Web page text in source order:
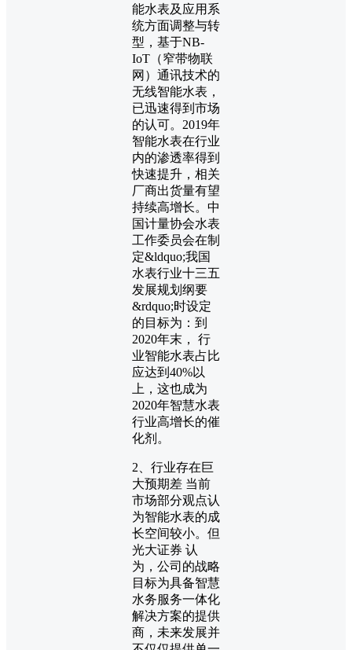
能水表及应用系
统方面调整与转
型，基于NB-
IoT（窄带物联
网）通讯技术的
无线智能水表，
已迅速得到市场
的认可。2019年
智能水表在行业
内的渗透率得到
快速提升，相关
厂商出货量有望
持续高增长。中
国计量协会水表
工作委员会在制
定&ldquo;我国
水表行业十三五
发展规划纲要
&rdquo;时设定
的目标为：到
2020年末， 行
业智能水表占比
应达到40%以
上，这也成为
2020年智慧水表
行业高增长的催
化剂。
2、行业存在巨
大预期差 当前
市场部分观点认
为智能水表的成
长空间较小。但
光大证券 认
为，公司的战略
目标为具备智慧
水务服务一体化
解决方案的提供
商，未来发展并